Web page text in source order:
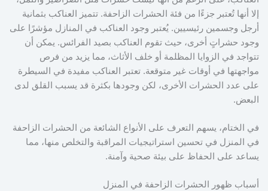
إلا أنها تُعتبر جزءًا من فئة الحشرات الزاحفة. تتميز العناكب بثمانية
أرجل وجسمين رئيسيين. يُعتبر وجود العناكب في المنازل مؤشرًا على
وجود حشراتٍ أخرى، حيث تقوم العناكب بصيد الفرائس. يمكن أن
تتواجد في الزوايا المظلمة أو خلف الأثاث، مما يزيد من فرص
مواجهتها في أوقات غير متوقعة. تعتبر العناكب مفيدة في السيطرة
على عدد الحشرات الأخرى، لكن وجودها بكثرة قد يسبب القلق لدى
البعض.
في الختام، يسهم التعرف على الأنواع الشائعة من الحشرات الزاحفة
في المنزل في تحسين استراتيجيات المراقبة والتخلص منها، مما
يساعد على الحفاظ على بيئة صحية وآمنة.
أسباب ظهور الحشرات الزاحفة في المنزل